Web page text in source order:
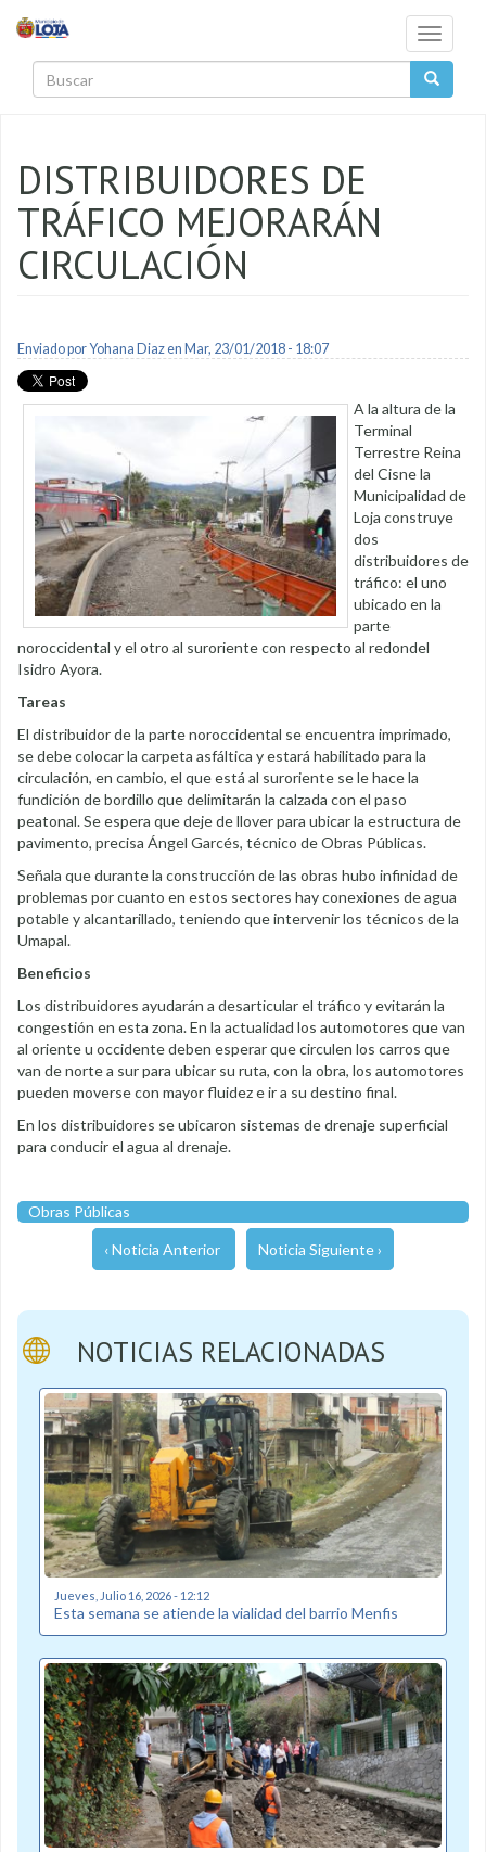
Toggle
DISTRIBUIDORES DE
TRÁFICO MEJORARÁN
CIRCULACIÓN
Enviado porYohana Diazen Mar, 23/01/2018 - 18:07
A la altura de la
Terminal
Terrestre Reina
del Cisne la
Municipalidad de
Loja construye
dos
distribuidores de
tráfico: el uno
ubicado en la
parte
noroccidental y el otro al suroriente con respecto al redondel
Isidro Ayora.
Tareas
El distribuidor de la parte noroccidental se encuentra imprimado,
se debe colocar la carpeta asfáltica y estará habilitado para la
circulación, en cambio, el que está al suroriente se le hace la
fundición de bordillo que delimitarán la calzada con el paso
peatonal. Se espera que deje de llover para ubicar la estructura de
pavimento, precisa Ángel Garcés, técnico de Obras Públicas.
Señala que durante la construcción de las obras hubo infinidad de
problemas por cuanto en estos sectores hay conexiones de agua
potable y alcantarillado, teniendo que intervenir los técnicos de la
Umapal.
Beneficios
Los distribuidores ayudarán a desarticular el tráfico y evitarán la
congestión en esta zona. En la actualidad los automotores que van
al oriente u occidente deben esperar que circulen los carros que
van de norte a sur para ubicar su ruta, con la obra, los automotores
pueden moverse con mayor fluidez e ir a su destino final.
En los distribuidores se ubicaron sistemas de drenaje superficial
para conducir el agua al drenaje.
Obras Públicas
‹ Noticia Anterior Noticia Siguiente ›
NOTICIAS RELACIONADAS
Jueves, Julio 16, 2026 - 12:12
Esta semana se atiende la vialidad del barrio Menfis